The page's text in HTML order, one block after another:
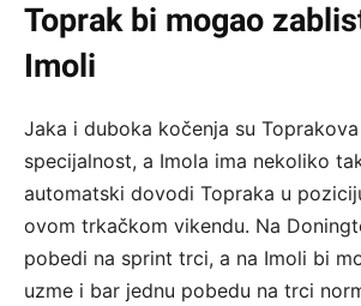
Toprak bi mogao
Imoli
Jaka i duboka kočenja su
specijalnost, a Imola ima nekoliko
automatski dovodi Topraka u
ovom trkačkom vikendu. Na
pobedi na sprint trci, a na Imoli bi
uzme i bar jednu pobedu na trci